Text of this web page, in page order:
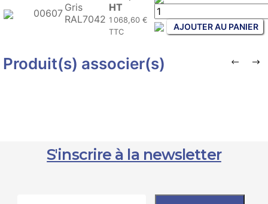
00607 Gris
RAL7042
HT
1 068,60 €
TTC
AJOUTER AU PANIER
Produit(s) associer(s)
S'inscrire à la newsletter